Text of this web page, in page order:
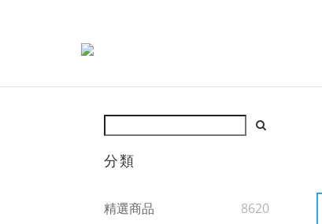
分類
精選商品
8620